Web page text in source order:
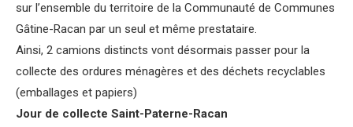
sur l’ensemble du territoire de la Communauté de Communes
Gâtine-Racan par un seul et même prestataire.
Ainsi, 2 camions distincts vont désormais passer pour la
collecte des ordures ménagères et des déchets recyclables
(emballages et papiers)
Jour de collecte Saint-Paterne-Racan